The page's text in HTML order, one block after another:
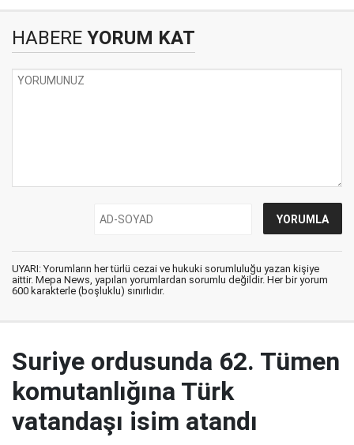
HABERE YORUM KAT
UYARI: Yorumların her türlü cezai ve hukuki sorumluluğu yazan kişiye
aittir. Mepa News, yapılan yorumlardan sorumlu değildir. Her bir yorum
600 karakterle (boşluklu) sınırlıdır.
Suriye ordusunda 62. Tümen
komutanlığına Türk
vatandaşı isim atandı